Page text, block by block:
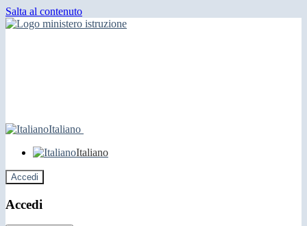
Salta al contenuto
Italiano
Italiano
Accedi
Accedi